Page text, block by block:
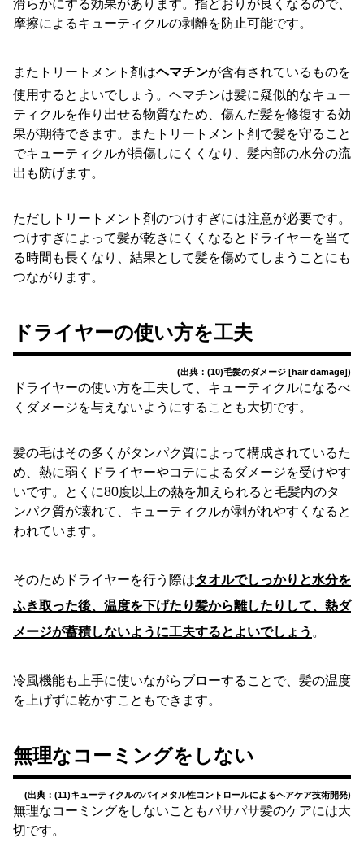
滑らかにする効果があります。指どおりが良くなるので、
摩擦によるキューティクルの剥離を防止可能です。
またトリートメント剤はヘマチンが含有されているものを
使用するとよいでしょう。ヘマチンは髪に疑似的なキュー
ティクルを作り出せる物質なため、傷んだ髪を修復する効
果が期待できます。またトリートメント剤で髪を守ること
でキューティクルが損傷しにくくなり、髪内部の水分の流
出も防げます。
ただしトリートメント剤のつけすぎには注意が必要です。
つけすぎによって髪が乾きにくくなるとドライヤーを当て
る時間も長くなり、結果として髪を傷めてしまうことにも
つながります。
ドライヤーの使い方を工夫
(出典：(10)毛髪のダメージ [hair damage])
ドライヤーの使い方を工夫して、キューティクルになるべ
くダメージを与えないようにすることも大切です。
髪の毛はその多くがタンパク質によって構成されているた
め、熱に弱くドライヤーやコテによるダメージを受けやす
いです。とくに80度以上の熱を加えられると毛髪内のタ
ンパク質が壊れて、キューティクルが剥がれやすくなると
われています。
そのためドライヤーを行う際はタオルでしっかりと水分を
ふき取った後、温度を下げたり髪から離したりして、熱ダ
メージが蓄積しないように工夫するとよいでしょう 。
冷風機能も上手に使いながらブローすることで、髪の温度
を上げずに乾かすこともできます。
無理なコーミングをしない
(出典：(11)キューティクルのバイメタル性コントロールによるヘアケア技術開発)
無理なコーミングをしないこともパサパサ髪のケアには大
切です。